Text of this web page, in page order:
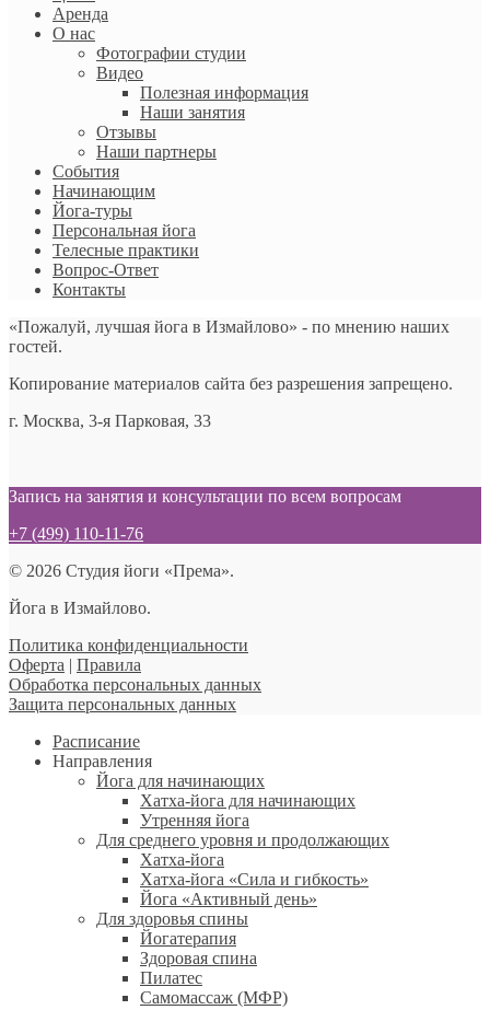
Аренда
О нас
Фотографии студии
Видео
Полезная информация
Наши занятия
Отзывы
Наши партнеры
События
Начинающим
Йога-туры
Персональная йога
Телесные практики
Вопрос-Ответ
Контакты
«Пожалуй, лучшая йога в Измайлово» - по мнению наших
гостей.
Копирование материалов сайта без разрешения запрещено.
г. Москва, 3-я Парковая, 33
Запись на занятия и консультации по всем вопросам
+7 (499) 110-11-76
© 2026 Студия йоги «Према».
Йога в Измайлово.
Политика конфиденциальности
Оферта | Правила
Обработка персональных данных
Защита персональных данных
Расписание
Направления
Йога для начинающих
Хатха-йога для начинающих
Утренняя йога
Для среднего уровня и продолжающих
Хатха-йога
Хатха-йога «Сила и гибкость»
Йога «Активный день»
Для здоровья спины
Йогатерапия
Здоровая спина
Пилатес
Самомассаж (МФР)